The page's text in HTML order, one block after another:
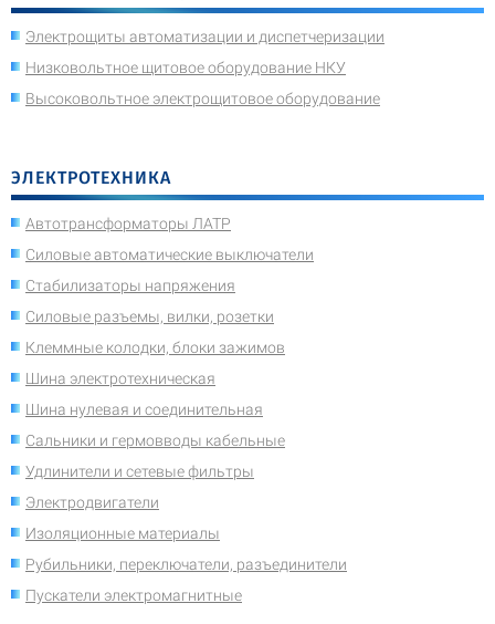
Электрощиты автоматизации и диспетчеризации
Низковольтное щитовое оборудование НКУ
Высоковольтное электрощитовое оборудование
ЭЛЕКТРОТЕХНИКА
Автотрансформаторы ЛАТР
Силовые автоматические выключатели
Стабилизаторы напряжения
Силовые разъемы, вилки, розетки
Клеммные колодки, блоки зажимов
Шина электротехническая
Шина нулевая и соединительная
Сальники и гермовводы кабельные
Удлинители и сетевые фильтры
Электродвигатели
Изоляционные материалы
Рубильники, переключатели, разъединители
Пускатели электромагнитные